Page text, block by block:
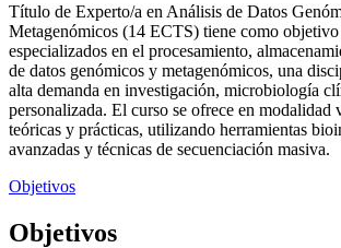
Título de Experto/a en Análisis de Datos
Metagenómicos (14 ECTS) tiene como
especializados en el procesamiento,
de datos genómicos y metagenómicos, una
alta demanda en investigación, microbiología
personalizada. El curso se ofrece en modalidad
teóricas y prácticas, utilizando herramientas
avanzadas y técnicas de secuenciación masiva.
Objetivos
Objetivos